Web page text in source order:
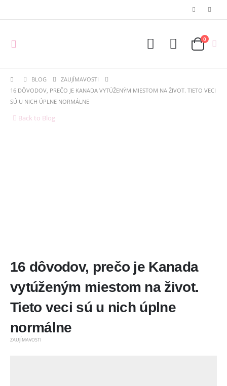
0
BLOG
ZAUJÍMAVOSTI
16 DÔVODOV, PREČO JE KANADA VYTÚŽENÝM MIESTOM NA ŽIVOT. TIETO VECI
SÚ U NICH ÚPLNE NORMÁLNE
Back to Blog
16 dôvodov, prečo je Kanada
vytúženým miestom na život.
Tieto veci sú u nich úplne
normálne
ZAUJÍMAVOSTI